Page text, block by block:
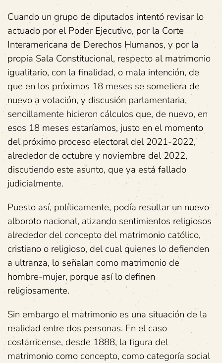
Cuando un grupo de diputados intentó revisar lo
actuado por el Poder Ejecutivo, por la Corte
Interamericana de Derechos Humanos, y por la
propia Sala Constitucional, respecto al matrimonio
igualitario, con la finalidad, o mala intención, de
que en los próximos 18 meses se sometiera de
nuevo a votación, y discusión parlamentaria,
sencillamente hicieron cálculos que, de nuevo, en
esos 18 meses estaríamos, justo en el momento
del próximo proceso electoral del 2021-2022,
alrededor de octubre y noviembre del 2022,
discutiendo este asunto, que ya está fallado
judicialmente.
Puesto así, políticamente, podía resultar un nuevo
alboroto nacional, atizando sentimientos religiosos
alrededor del concepto del matrimonio católico,
cristiano o religioso, del cual quienes lo defienden
a ultranza, lo señalan como matrimonio de
hombre-mujer, porque así lo definen
religiosamente.
Sin embargo el matrimonio es una situación de la
realidad entre dos personas. En el caso
costarricense, desde 1888, la figura del
matrimonio como concepto, como categoría social